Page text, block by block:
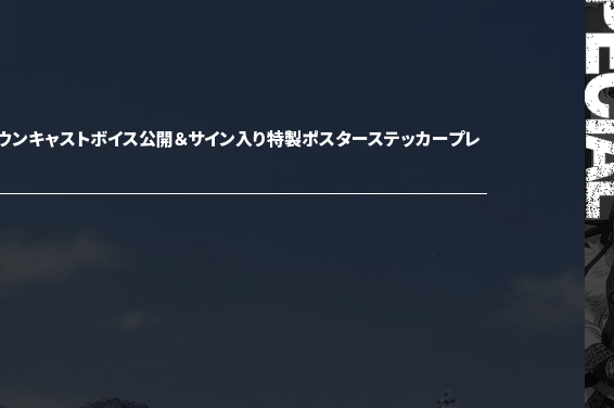
ンキャストボイス公開＆サイン入り特製ポスターステッカープレ